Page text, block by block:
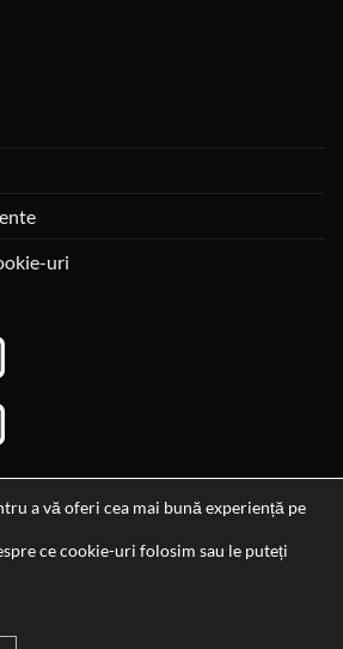
uri
al stocului si ale preturilor: 29-12-
a vă oferi cea mai bună experiență pe
ce cookie-uri folosim sau le puteți